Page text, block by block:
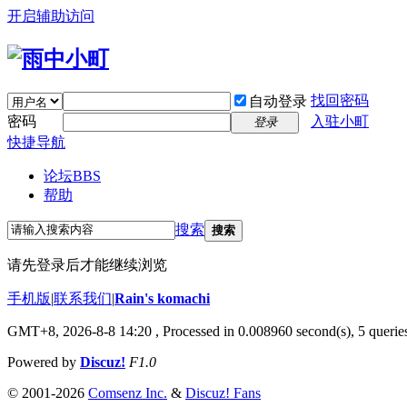
开启辅助访问
自动登录 找回密码
密码
登录
入驻小町
快捷导航
论坛BBS
帮助
搜索 搜索
请先登录后才能继续浏览
手机版|联系我们|Rain's komachi
GMT+8, 2026-8-8 14:20 , Processed in 0.008960 second(s), 5
Powered by Discuz! F1.0
© 2001-2026 Comsenz Inc. & Discuz! Fans